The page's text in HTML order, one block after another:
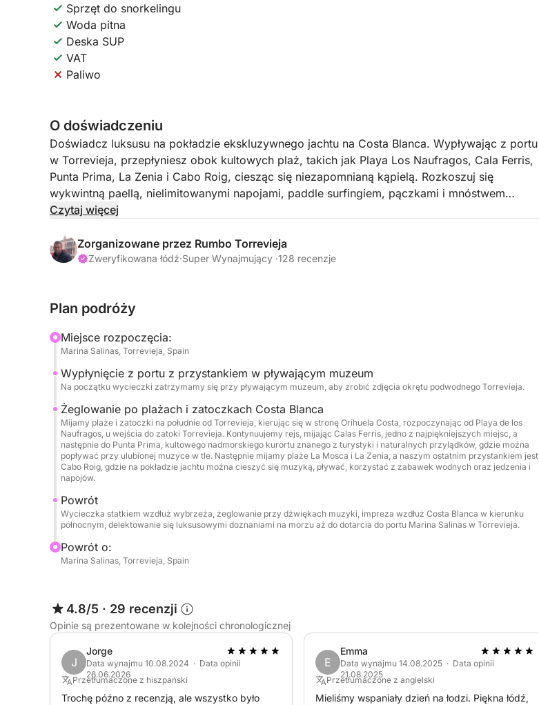
Sprzęt do snorkelingu
Woda pitna
Deska SUP
VAT
Paliwo
O doświadczeniu
Doświadcz luksusu na pokładzie ekskluzywnego jachtu na Costa Blanca. Wypływając z portu
w Torrevieja, przepłyniesz obok kultowych plaż, takich jak Playa Los Naufragos, Cala Ferris,
Punta Prima, La Zenia i Cabo Roig, ciesząc się niezapomnianą kąpielą. Rozkoszuj się
wykwintną paellą, nielimitowanymi napojami, paddle surfingiem, pączkami i mnóstwem
zabawy. Oferta all-inclusive: paliwo, sternik i spektakularny dzień na morzu.
Zarezerwuj swoją przygodę już teraz i w pełni ciesz się latem!
Liczba miejsc ograniczona: maksymalnie 12 osób na rejs.
Czytaj więcej
Zorganizowane przez Rumbo Torrevieja
Zweryfikowana łódź·Super Wynajmujący ·128 recenzje
Plan podróży
Miejsce rozpoczęcia:
Marina Salinas, Torrevieja, Spain
Wypłynięcie z portu z przystankiem w pływającym muzeum
Na początku wycieczki zatrzymamy się przy pływającym muzeum, aby zrobić zdjęcia okrętu podwodnego Torrevieja.
Żeglowanie po plażach i zatoczkach Costa Blanca
Mijamy plaże i zatoczki na południe od Torrevieja, kierując się w stronę Orihuela Costa, rozpoczynając od Playa de los
Naufragos, u wejścia do zatoki Torrevieja. Kontynuujemy rejs, mijając Calas Ferris, jedno z najpiękniejszych miejsc, a
następnie do Punta Prima, kultowego nadmorskiego kurortu znanego z turystyki i naturalnych przylądków, gdzie można
popływać przy ulubionej muzyce w tle. Następnie mijamy plaże La Mosca i La Zenia, a naszym ostatnim przystankiem jest
Cabo Roig, gdzie na pokładzie jachtu można cieszyć się muzyką, pływać, korzystać z zabawek wodnych oraz jedzenia i
napojów.
Powrót
Wycieczka statkiem wzdłuż wybrzeża, żeglowanie przy dźwiękach muzyki, impreza wzdłuż Costa Blanca w kierunku
północnym, delektowanie się luksusowymi doznaniami na morzu aż do dotarcia do portu Marina Salinas w Torrevieja.
Powrót o:
Marina Salinas, Torrevieja, Spain
4.8/5 · 29 recenzji
Opinie są prezentowane w kolejności chronologicznej
J
Jorge
Data wynajmu 10.08.2024 · Data opinii
26.06.2026
Przetłumaczone z hiszpański
Trochę późno z recenzją, ale wszystko było
E
Emma
Data wynajmu 14.08.2025 · Data opinii
21.08.2025
Przetłumaczone z angielski
Mieliśmy wspaniały dzień na łodzi. Piękna łódź,